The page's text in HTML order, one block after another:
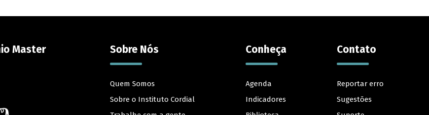
Master Sobre Nós
Quem Somos
Sobre o Instituto Cordial
Conheça
Agenda
Indicadores
Contato
Reportar erro
Sugestões